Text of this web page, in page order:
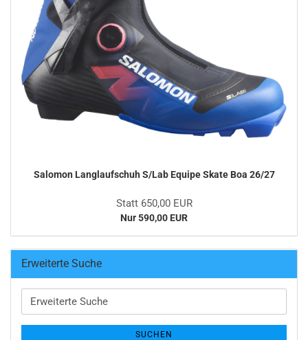
Salomon Langlaufschuh S/Lab Equipe Skate Boa 26/27
Statt 650,00 EUR
Nur 590,00 EUR
Erweiterte Suche
Erweiterte
Suche
SUCHEN